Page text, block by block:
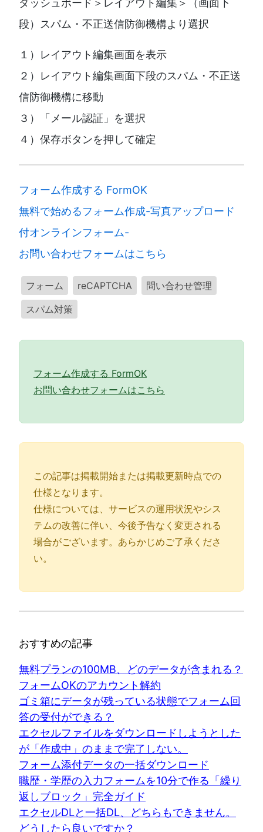
ダッシュボード＞レイアウト編集＞（画面下
段）スパム・不正送信防御機構より選択
１）レイアウト編集画面を表示
２）レイアウト編集画面下段のスパム・不正送
信防御機構に移動
３）「メール認証」を選択
４）保存ボタンを押して確定
フォーム作成する FormOK
無料で始めるフォーム作成-写真アップロード
付オンラインフォーム-
お問い合わせフォームはこちら
フォーム reCAPTCHA
問い合わせ管理
スパム対策
フォーム作成する FormOK
お問い合わせフォームはこちら
この記事は掲載開始または掲載更新時点での
仕様となります。
仕様については、サービスの運用状況やシス
テムの改善に伴い、今後予告なく変更される
場合がございます。あらかじめご了承くださ
い。
おすすめの記事
無料プランの100MB、どのデータが含まれる？
フォームOKのアカウント解約
ゴミ箱にデータが残っている状態でフォーム回
答の受付ができる？
エクセルファイルをダウンロードしようとした
が「作成中」のままで完了しない。
フォーム添付データの一括ダウンロード
職歴・学歴の入力フォームを10分で作る「繰り
返しブロック」完全ガイド
エクセルDLと一括DL、どちらもできません。
どうしたら良いですか？